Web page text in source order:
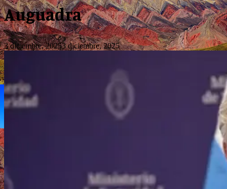
Auguadra
3 diciembre, 20253 diciembre, 2025